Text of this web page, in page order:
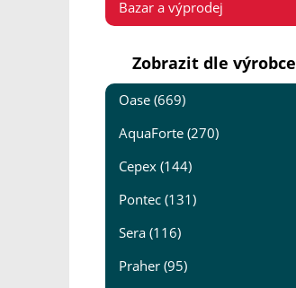
Bazar a výprodej
Zobrazit dle výrobce
Oase (669)
AquaForte (270)
Cepex (144)
Pontec (131)
Sera (116)
Praher (95)